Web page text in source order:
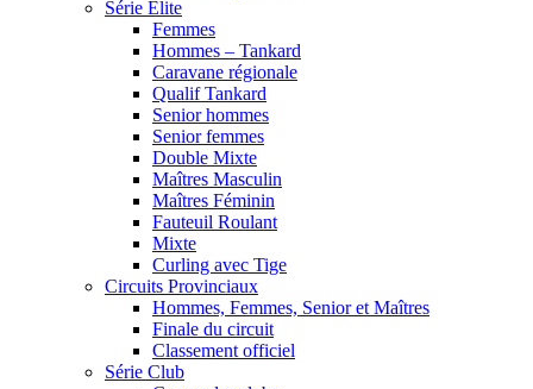
Série Élite
Femmes
Hommes – Tankard
Caravane régionale
Qualif Tankard
Senior hommes
Senior femmes
Double Mixte
Maîtres Masculin
Maîtres Féminin
Fauteuil Roulant
Mixte
Curling avec Tige
Circuits Provinciaux
Hommes, Femmes, Senior et Maîtres
Finale du circuit
Classement officiel
Série Club